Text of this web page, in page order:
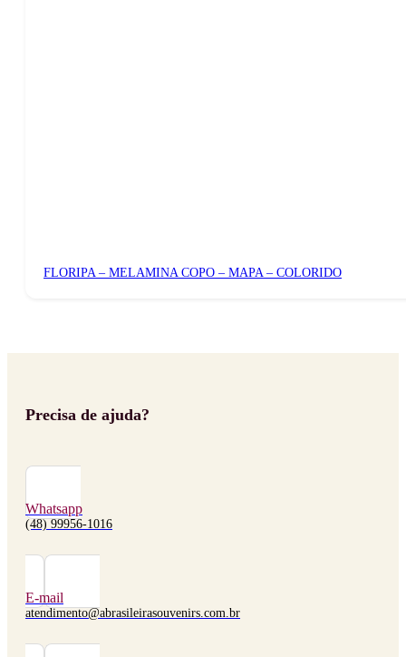
FLORIPA – MELAMINA COPO – MAPA – COLORIDO
Precisa de ajuda?
Whatsapp
(48) 99956-1016
E-mail
atendimento@abrasileirasouvenirs.com.br